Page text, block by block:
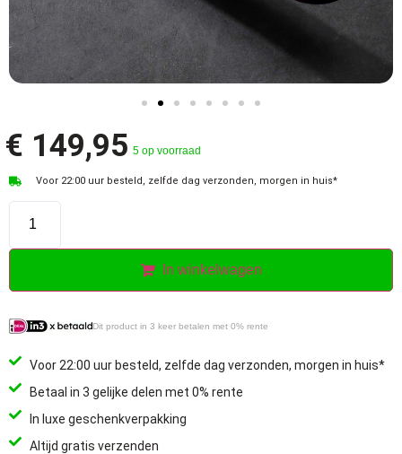
€ 149,95 5 op voorraad
Voor 22:00 uur besteld, zelfde dag verzonden, morgen in huis*
In winkelwagen
Dit product in 3 keer betalen met 0% rente
Voor 22:00 uur besteld, zelfde dag verzonden, morgen in huis*
Betaal in 3 gelijke delen met 0% rente
In luxe geschenkverpakking
Altijd gratis verzenden